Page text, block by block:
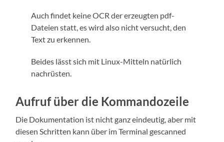
Auch findet keine OCR der erzeugten pdf-
Dateien statt, es wird also nicht versucht, den
Text zu erkennen.
Beides lässt sich mit Linux-Mitteln natürlich
nachrüsten.
Aufruf über die Kommandozeile
Die Dokumentation ist nicht ganz eindeutig, aber mit
diesen Schritten kann über im Terminal gescanned